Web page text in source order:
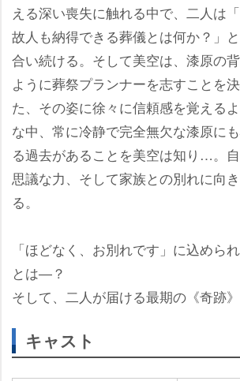
える深い喪失に触れる中で、二人は
故人も納得できる葬儀とは何か？」
合い続ける。そして美空は、漆原の
ように葬祭プランナーを志すことを
た、その姿に徐々に信頼感を覚える
な中、常に冷静で完全無欠な漆原に
る過去があることを美空は知り…。
思議な力、そして家族との別れに向
る。
「ほどなく、お別れです」に込めら
とは―？
そして、二人が届ける最期の《奇
キャスト